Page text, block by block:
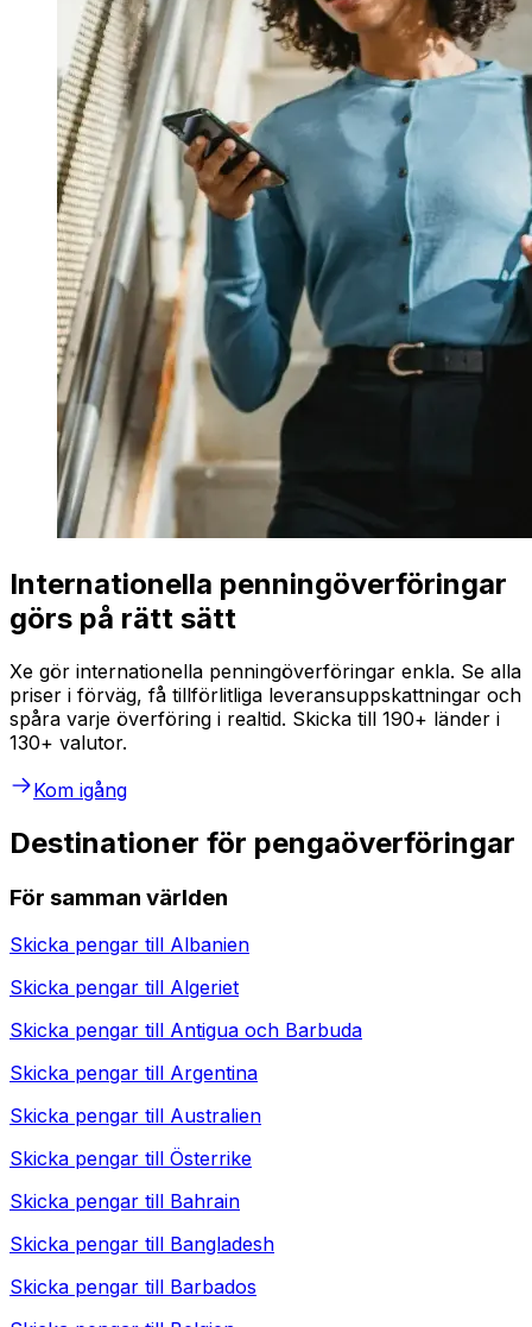
Internationella penningöverföringar
görs på rätt sätt
Xe gör internationella penningöverföringar enkla. Se alla
priser i förväg, få tillförlitliga leveransuppskattningar och
spåra varje överföring i realtid. Skicka till 190+ länder i
130+ valutor.
Kom igång
Destinationer för pengaöverföringar
För samman världen
Skicka pengar till Albanien
Skicka pengar till Algeriet
Skicka pengar till Antigua och Barbuda
Skicka pengar till Argentina
Skicka pengar till Australien
Skicka pengar till Österrike
Skicka pengar till Bahrain
Skicka pengar till Bangladesh
Skicka pengar till Barbados